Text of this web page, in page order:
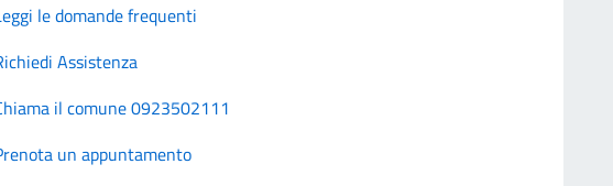
le domande frequenti
Assistenza
il comune 0923502111
un appuntamento